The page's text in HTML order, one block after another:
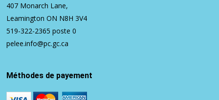
407 Monarch Lane,
Leamington ON N8H 3V4
519-322-2365 poste 0
pelee.info@pc.gc.ca
Méthodes de payement